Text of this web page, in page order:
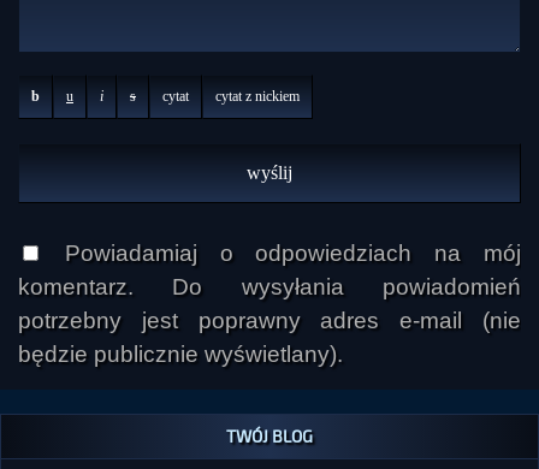
b u i s cytat cytat z nickiem
Powiadamiaj o odpowiedziach na mój
komentarz. Do wysyłania powiadomień
potrzebny jest poprawny adres e-mail (nie
będzie publicznie wyświetlany).
TWÓJ BLOG